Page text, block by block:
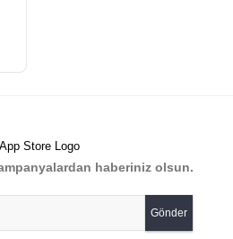
haberiniz olsun.
Gönder